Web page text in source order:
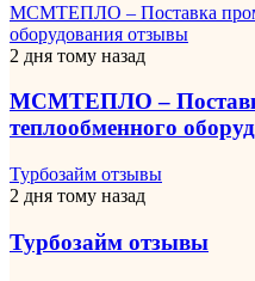
МСМТЕПЛО – Поставка
оборудования отзывы
2 дня тому назад
МСМТЕПЛО –
теплообменного
Турбозайм отзывы
2 дня тому назад
Турбозайм отзывы